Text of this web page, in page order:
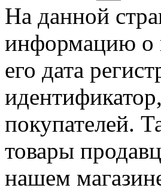
На данной
информацию о
его дата
покупателей.
товары
нашем